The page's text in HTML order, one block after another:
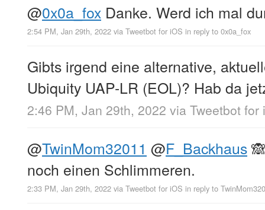
@0x0a_fox Danke. Werd ich mal
2:54 PM, Jan 29th, 2022 via Tweetbot for iΟS in reply to 0x0a_fox
Gibts irgend eine alternative,
Ubiquity UAP-LR (EOL)? Hab da
2:46 PM, Jan 29th, 2022 via Tweetbot for
@TwinMom32011 @F_Backhaus
noch einen Schlimmeren.
2:33 PM, Jan 29th, 2022 via Tweetbot for iΟS in reply to